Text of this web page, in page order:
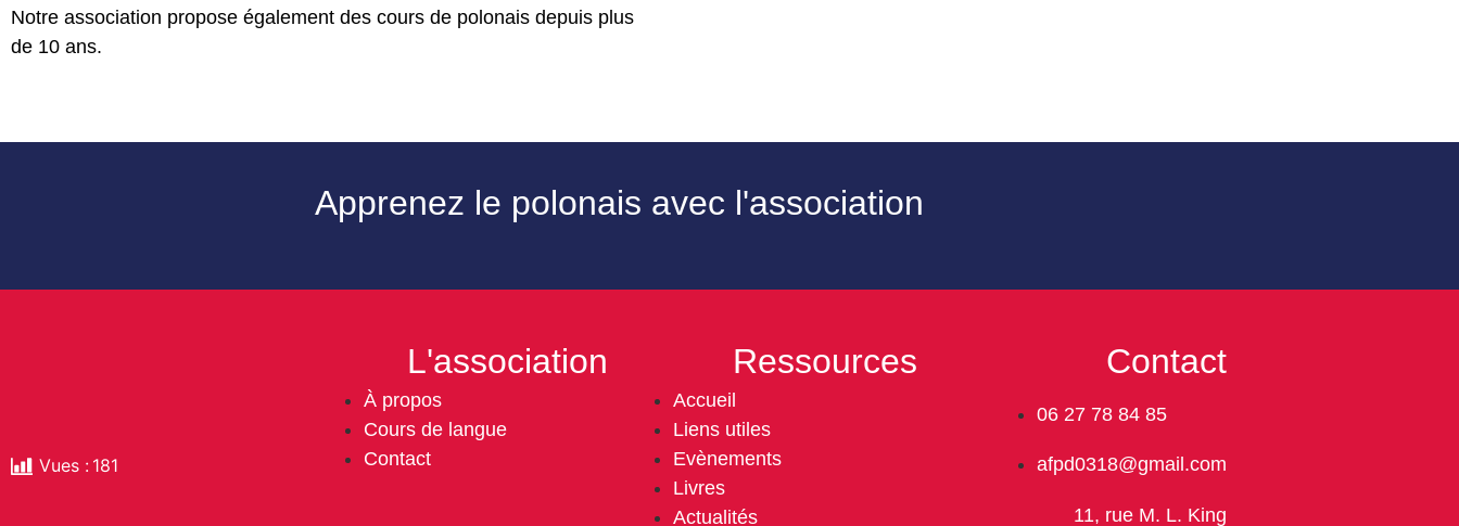
Notre association propose également des cours de polonais depuis plus
de 10 ans.
Apprenez le polonais avec l'association
Vues : 181
L'association
À propos
Cours de langue
Contact
Ressources
Accueil
Liens utiles
Evènements
Livres
Actualités
Contact
06 27 78 84 85
afpd0318@gmail.com
11, rue M. L. King